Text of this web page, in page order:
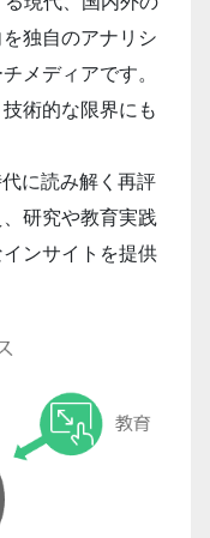
独自のアナリシ
メディアです。
術的な限界にも
に読み解く再評
研究や教育実践
ンサイトを提供